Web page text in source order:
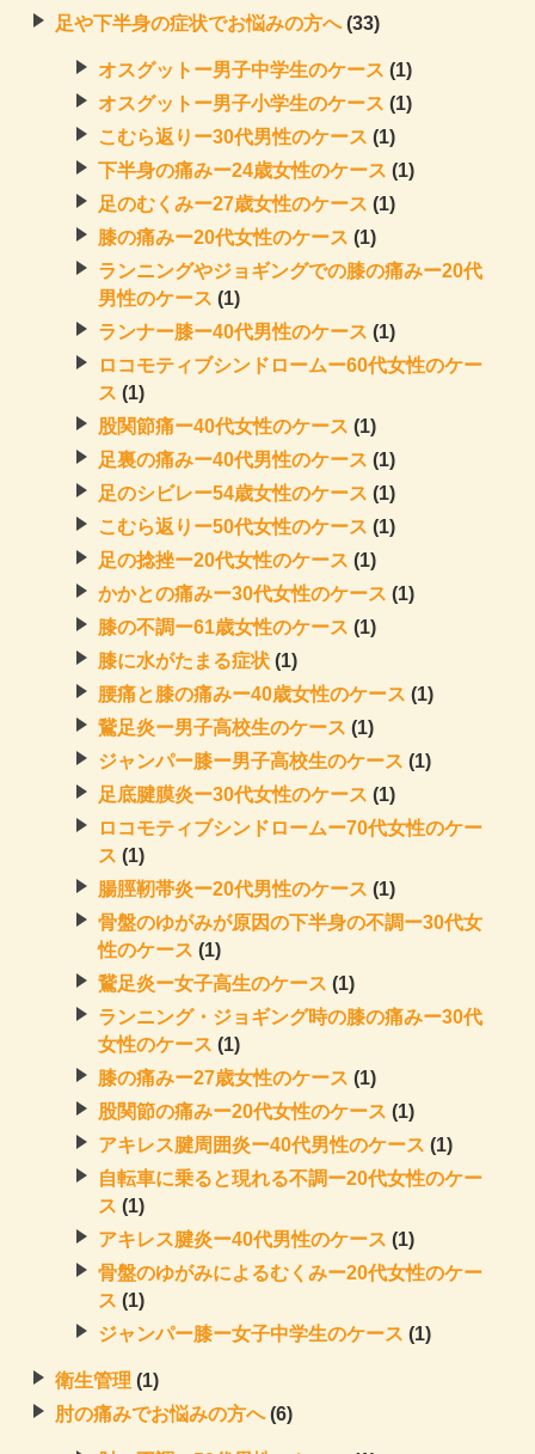
足や下半身の症状でお悩みの方へ(33)
オスグットー男子中学生のケース (1)
オスグットー男子小学生のケース (1)
こむら返りー30代男性のケース (1)
下半身の痛みー24歳女性のケース (1)
足のむくみー27歳女性のケース (1)
膝の痛みー20代女性のケース (1)
ランニングやジョギングでの膝の痛みー20代
男性のケース (1)
ランナー膝ー40代男性のケース (1)
ロコモティブシンドロームー60代女性のケー
ス (1)
股関節痛ー40代女性のケース (1)
足裏の痛みー40代男性のケース (1)
足のシビレー54歳女性のケース (1)
こむら返りー50代女性のケース (1)
足の捻挫ー20代女性のケース (1)
かかとの痛みー30代女性のケース (1)
膝の不調ー61歳女性のケース (1)
膝に水がたまる症状 (1)
腰痛と膝の痛みー40歳女性のケース (1)
鵞足炎ー男子高校生のケース (1)
ジャンパー膝ー男子高校生のケース (1)
足底腱膜炎ー30代女性のケース (1)
ロコモティブシンドロームー70代女性のケー
ス (1)
腸脛靭帯炎ー20代男性のケース (1)
骨盤のゆがみが原因の下半身の不調ー30代女
性のケース (1)
鵞足炎ー女子高生のケース (1)
ランニング・ジョギング時の膝の痛みー30代
女性のケース (1)
膝の痛みー27歳女性のケース (1)
股関節の痛みー20代女性のケース (1)
アキレス腱周囲炎ー40代男性のケース (1)
自転車に乗ると現れる不調ー20代女性のケー
ス (1)
アキレス腱炎ー40代男性のケース (1)
骨盤のゆがみによるむくみー20代女性のケー
ス (1)
ジャンパー膝ー女子中学生のケース (1)
衛生管理 (1)
肘の痛みでお悩みの方へ(6)